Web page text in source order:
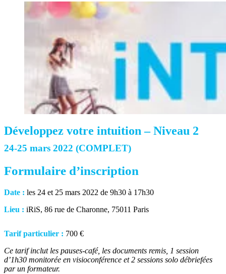
Développez votre intuition – Niveau 2
24-25 mars 2022 (COMPLET)
Formulaire d’inscription
Date : les 24 et 25 mars 2022 de 9h30 à 17h30
Lieu : iRiS, 86 rue de Charonne, 75011 Paris
Tarif particulier : 700 €
Ce tarif inclut les pauses-café, les documents remis, 1 session
d’1h30 monitorée en visioconférence et 2 sessions solo débriefées
par un formateur.